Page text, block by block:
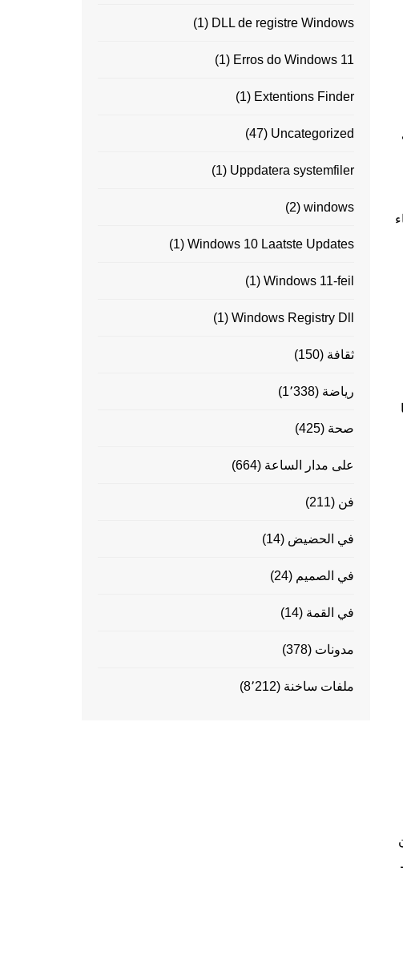
DLL de registre Windows
(1)
Erros do Windows 11
(1)
Extentions Finder
(1)
Uncategorized
(47)
Uppdatera systemfiler
(1)
windows
(2)
Windows 10 Laatste Updates
(1)
Windows 11-feil
(1)
Windows Registry Dll
(1)
ثقافة (150)
رياضة (1٬338)
صحة (425)
على مدار الساعة (664)
فن (211)
في الحضيض (14)
في الصميم (24)
في القمة (14)
مدونات (378)
ملفات ساخنة (8٬212)